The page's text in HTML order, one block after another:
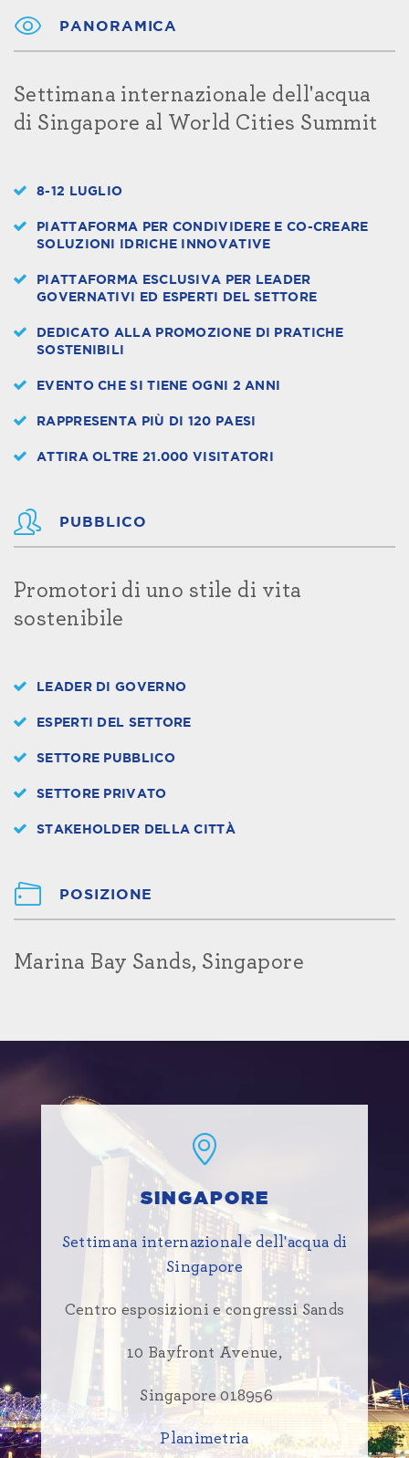
PANORAMICA
Settimana internazionale dell'acqua
di Singapore al World Cities Summit
8-12 LUGLIO
PIATTAFORMA PER CONDIVIDERE E CO-CREARE
SOLUZIONI IDRICHE INNOVATIVE
PIATTAFORMA ESCLUSIVA PER LEADER
GOVERNATIVI ED ESPERTI DEL SETTORE
DEDICATO ALLA PROMOZIONE DI PRATICHE
SOSTENIBILI
EVENTO CHE SI TIENE OGNI 2 ANNI
RAPPRESENTA PIÙ DI 120 PAESI
ATTIRA OLTRE 21.000 VISITATORI
PUBBLICO
Promotori di uno stile di vita
sostenibile
LEADER DI GOVERNO
ESPERTI DEL SETTORE
SETTORE PUBBLICO
SETTORE PRIVATO
STAKEHOLDER DELLA CITTÀ
POSIZIONE
Marina Bay Sands, Singapore
SINGAPORE
Settimana internazionale dell'acqua di
Singapore
Centro esposizioni e congressi Sands
10 Bayfront Avenue,
Singapore 018956
Planimetria